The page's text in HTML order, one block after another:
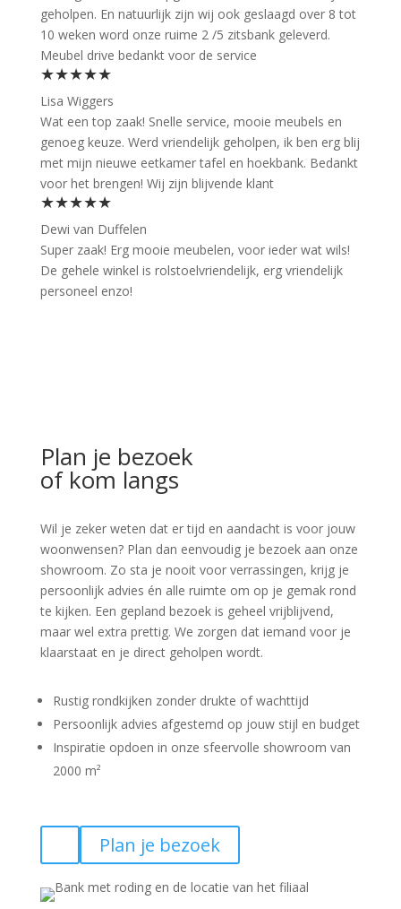
geholpen. En natuurlijk zijn wij ook geslaagd over 8 tot
10 weken word onze ruime 2 /5 zitsbank geleverd.
Meubel drive bedankt voor de service
★★★★★
Lisa Wiggers
Wat een top zaak! Snelle service, mooie meubels en
genoeg keuze. Werd vriendelijk geholpen, ik ben erg blij
met mijn nieuwe eetkamer tafel en hoekbank. Bedankt
voor het brengen! Wij zijn blijvende klant
★★★★★
Dewi van Duffelen
Super zaak! Erg mooie meubelen, voor ieder wat wils!
De gehele winkel is rolstoelvriendelijk, erg vriendelijk
personeel enzo!
Plan je bezoek
of kom langs
Wil je zeker weten dat er tijd en aandacht is voor jouw
woonwensen? Plan dan eenvoudig je bezoek aan onze
showroom. Zo sta je nooit voor verrassingen, krijg je
persoonlijk advies én alle ruimte om op je gemak rond
te kijken. Een gepland bezoek is geheel vrijblijvend,
maar wel extra prettig. We zorgen dat iemand voor je
klaarstaat en je direct geholpen wordt.
Rustig rondkijken zonder drukte of wachttijd
Persoonlijk advies afgestemd op jouw stijl en budget
Inspiratie opdoen in onze sfeervolle showroom van
2000 m²
Plan je bezoek